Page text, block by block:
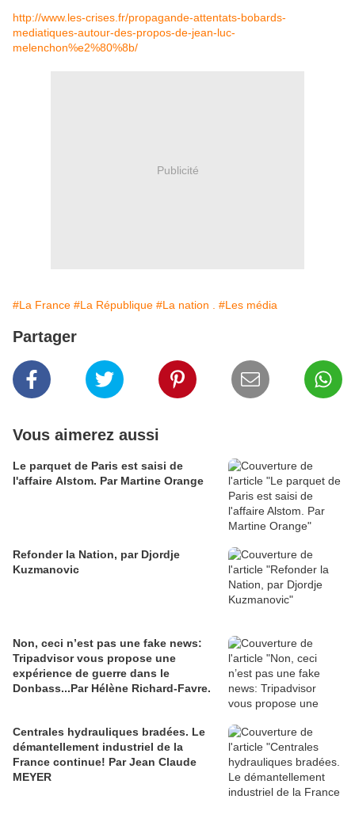
http://www.les-crises.fr/propagande-attentats-bobards-
mediatiques-autour-des-propos-de-jean-luc-
melenchon%e2%80%8b/
Publicité
#La France #La République #La nation . #Les média
Partager
Vous aimerez aussi
Le parquet de Paris est saisi de
l'affaire Alstom. Par Martine Orange
Refonder la Nation, par Djordje
Kuzmanovic
Non, ceci n’est pas une fake news:
Tripadvisor vous propose une
expérience de guerre dans le
Donbass...Par Hélène Richard-Favre.
Centrales hydrauliques bradées. Le
démantellement industriel de la
France continue! Par Jean Claude
MEYER